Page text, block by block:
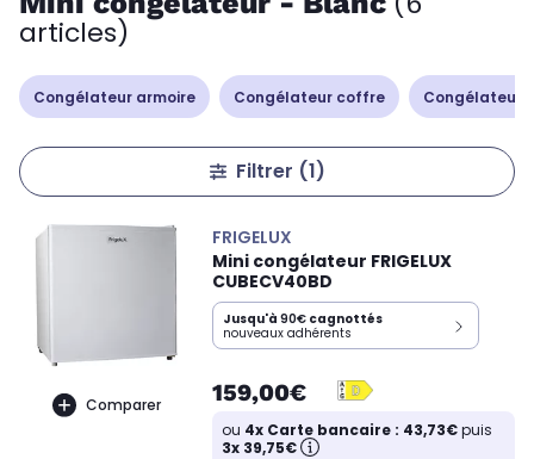
articles)
Congélateur armoire Congélateur coffre Congélateur
Filtrer (1)
Comparer
FRIGELUX
Mini congélateur FRIGELUX
CUBECV40BD
Jusqu'à 90€ cagnottés
nouveaux adhérents
159,00€
ou 4x Carte bancaire : 43,73€puis
3x 39,75€